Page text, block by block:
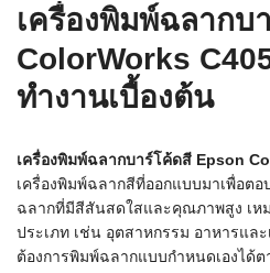
เครื่องพิมพ์ฉลากบ
ColorWorks
ทำงานเบื้องต้น
เครื่องพิมพ์ฉลากบาร์โค้ดสี Epson
เครื่องพิมพ์ฉลากสีที่ออกแบบมาเพื่อต
ฉลากที่มีสีสันสดใสและคุณภาพสูง เห
ประเภท เช่น อุตสาหกรรม อาหารแล
ต้องการพิมพ์ฉลากแบบกำหนดเองได้ต